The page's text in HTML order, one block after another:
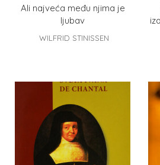
Ali najveća među njima je
ljubav
WILFRID STINISSEN